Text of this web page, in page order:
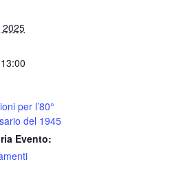
2025
per l’80°
del 1945
Evento: